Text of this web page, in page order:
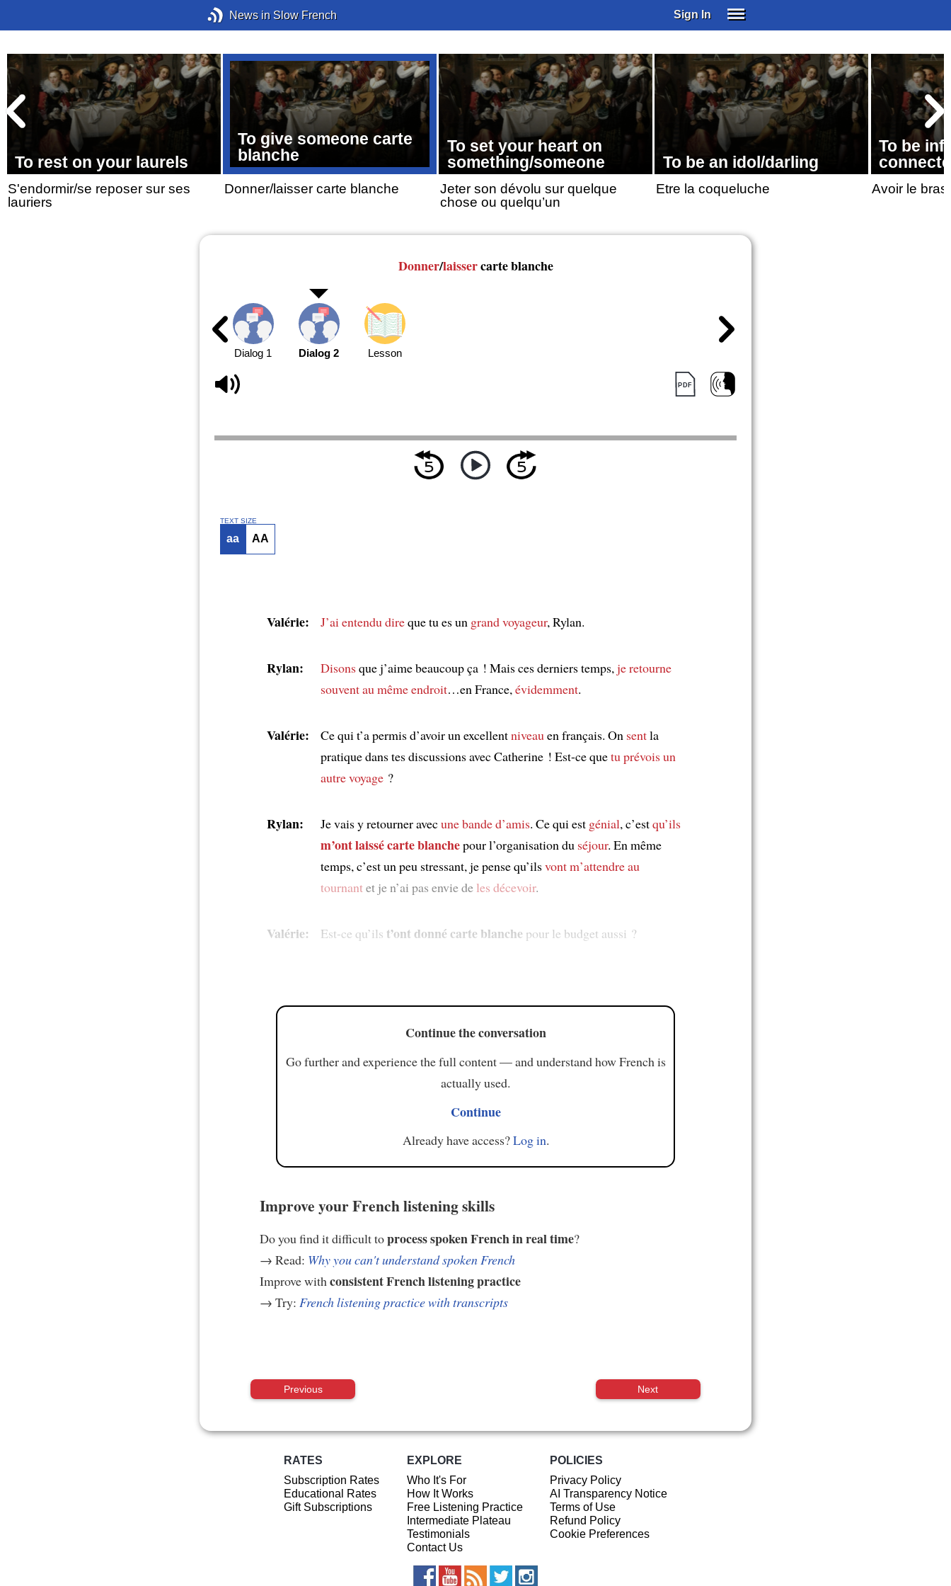
News in Slow French Sign In
SUBSCRIBE
EDUCATIONAL LICENSES
GIFT CARDS
OTHER LANGUAGES
ABOUT US
ALEXA
ADJUST COLORS
To rest on your laurels
S'endormir/se reposer sur ses
lauriers
To give someone carte
blanche
Donner/laisser carte blanche
To set your heart on
something/someone
Jeter son dévolu sur quelque
chose ou quelqu’un
To be an idol/darling
Etre la coqueluche
To be
Avoir le bras
Donner/laissercarte blanche
Dialog 1 Dialog 2 Lesson
TEXT SIZE
aa AA
Valérie: J’ai entendu direque tu es un grand voyageur, Rylan.
Rylan: Disonsque j’aime beaucoup ça ! Mais ces derniers temps, je retourne
souventau même endroit…en France, évidemment.
Valérie: Ce qui t’a permis d’avoir un excellentniveau en français. On sentla
pratique dans tes discussions avec Catherine ! Est-ce quetu prévoisun
autre voyage?
Rylan: Je vais y retourner avecune bande d’amis. Ce qui est génial, c’estqu’ils
m’ont laissé carte blanchepour l’organisation du séjour. En même
temps, c’est un peu stressant, je pense qu’ilsvont m’attendre au
tournantet je n’ai pas envie de les décevoir.
Valérie: Est-ce qu’ils t’ont donné carte blanche pour le budget aussi ?
Continue the conversation
Go further and experience the full content — and understand how French is
actually used.
Continue
Already have access?Log in.
Improve your French listening skills
Do you find it difficult toprocess spoken French in real time?
→ Read: Why you can't understand spoken French
Improve with consistent French listening practice
→ Try: French listening practice with transcripts
Previous Next
RATES
Subscription Rates
Educational Rates
Gift Subscriptions
EXPLORE
Who It's For
How It Works
Free Listening Practice
Intermediate Plateau
Testimonials
Contact Us
POLICIES
Privacy Policy
AI Transparency Notice
Terms of Use
Refund Policy
Cookie Preferences